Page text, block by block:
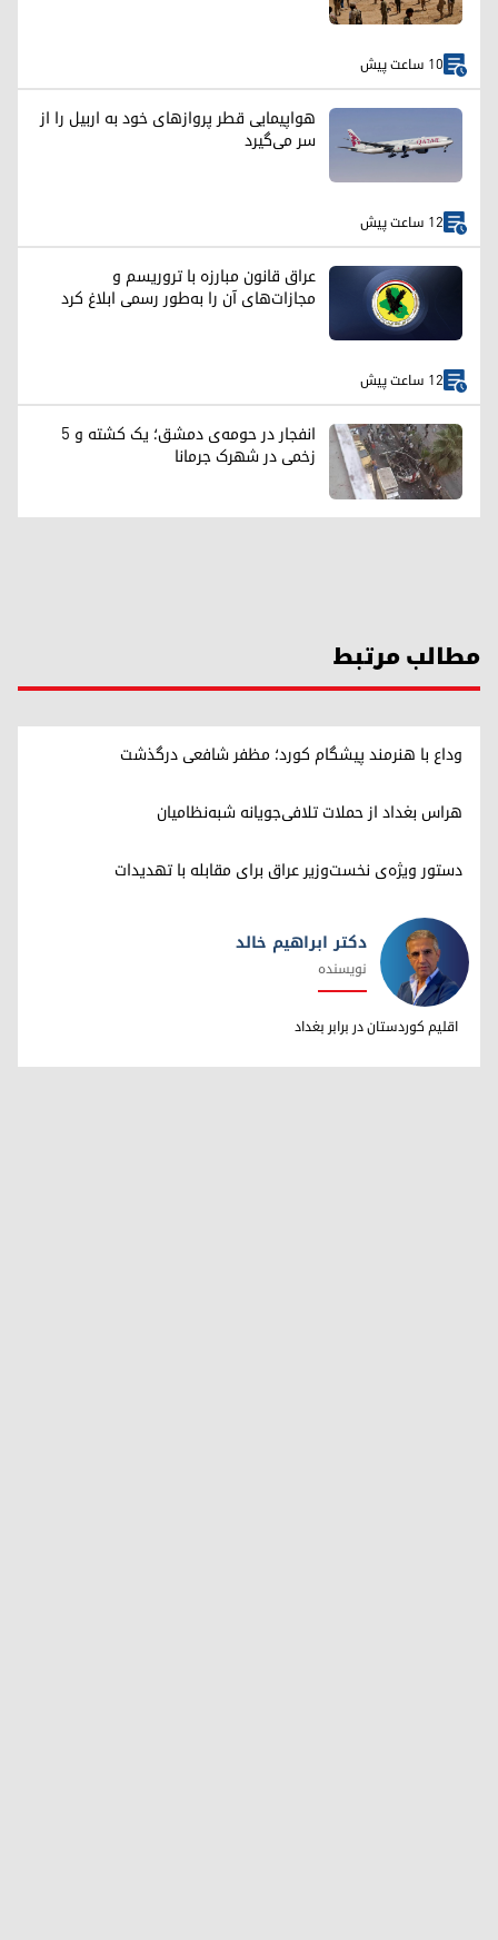
10 ساعت پیش
هواپیمایی قطر پروازهای خود به اربیل را از
سر می‌گیرد
12 ساعت پیش
عراق قانون مبارزه با تروریسم و
مجازات‌های آن را به‌طور رسمی ابلاغ کرد
12 ساعت پیش
انفجار در حومه‌ی دمشق؛ یک کشته و ۵
زخمی در شهرک جرمانا
مطالب مرتبط
وداع با هنرمند پیشگام کورد؛ مظفر شافعی درگذشت
هراس بغداد از حملات تلافی‌جویانه شبه‌نظامیان
دستور ویژه‌ی نخست‌وزیر عراق برای مقابله با تهدیدات
دکتر ابراهیم خالد
دکتر ابراهیم خالد
نویسنده
اقلیم کوردستان در برابر بغداد